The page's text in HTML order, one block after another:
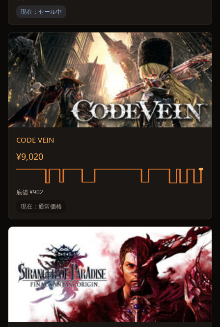
現在：セール中
CODE VEIN
¥9,020
底値 ¥902
現在：通常価格